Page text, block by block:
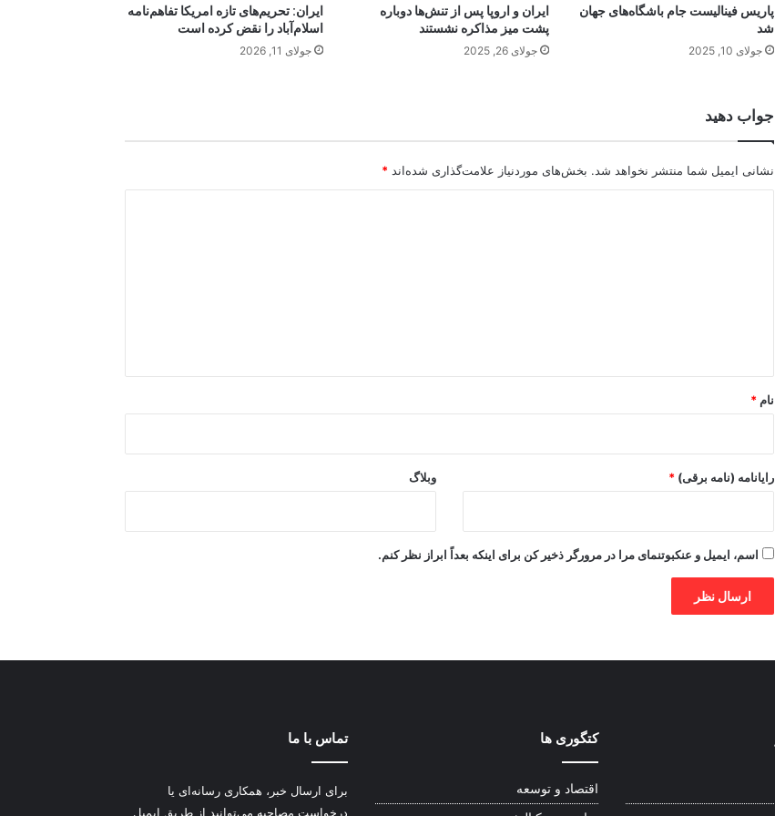
پاریس فینالیست جام باشگاه‌های جهان
شد
جولای 10, 2025
ایران و اروپا پس از تنش‌ها دوباره
پشت میز مذاکره نشستند
جولای 26, 2025
ایران: تحریم‌های تازه امریکا تفاهم‌نامه
اسلام‌آباد را نقض کرده است
جولای 11, 2026
جواب دهید
نشانی ایمیل شما منتشر نخواهد شد. بخش‌های موردنیاز علامت‌گذاری شده‌اند *
نام *
رایانامه (نامه برقی) * وبلاگ
اسم، ایمیل و عنکبوتنمای مرا در مرورگر ذخیر کن برای اینکه بعداً ابراز نظر کنم.
کتگوری ها
اقتصاد و توسعه
تماس با ما
برای ارسال خبر، همکاری رسانه‌ای یا
درخواست مصاحبه می‌توانید از طریق ایمیل